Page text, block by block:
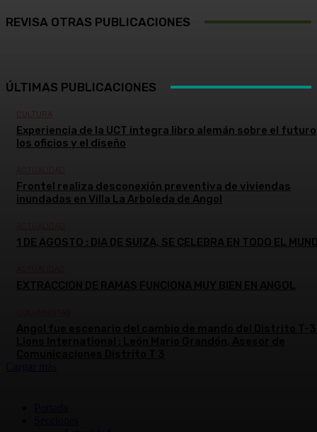
REVISA OTRAS PUBLICACIONES
ÚLTIMAS PUBLICACIONES
Experiencia de la UCT integra libro alemán sobre el
los oficios y el diseño
Frontel realiza desconexión preventiva de viviendas
inundadas en Villa La Arboleda de Angol
1 DE AGOSTO : DIA DE SUIZA, SE CELEBRA EN TODO EL